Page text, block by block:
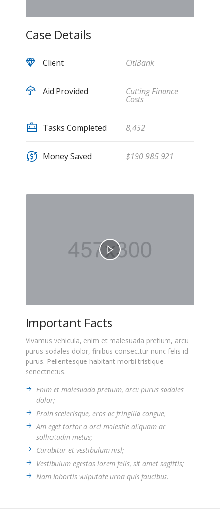
Case Details
Client CitiBank
Aid Provided Cutting Finance
Costs
Tasks Completed 8,452
Money Saved $190 985 921
Important Facts
Vivamus vehicula, enim et malesuada pretium, arcu
purus sodales dolor, finibus consecttur nunc felis id
purus. Pellentesque habitant morbi tristique
senectnetus.
Enim et malesuada pretium, arcu purus sodales
dolor;
Proin scelerisque, eros ac fringilla congue;
Am eget tortor a orci molestie aliquam ac
sollicitudin metus;
Curabitur et vestibulum nisl;
Vestibulum egestas lorem felis, sit amet sagittis;
Nam lobortis vulputate urna quis faucibus.